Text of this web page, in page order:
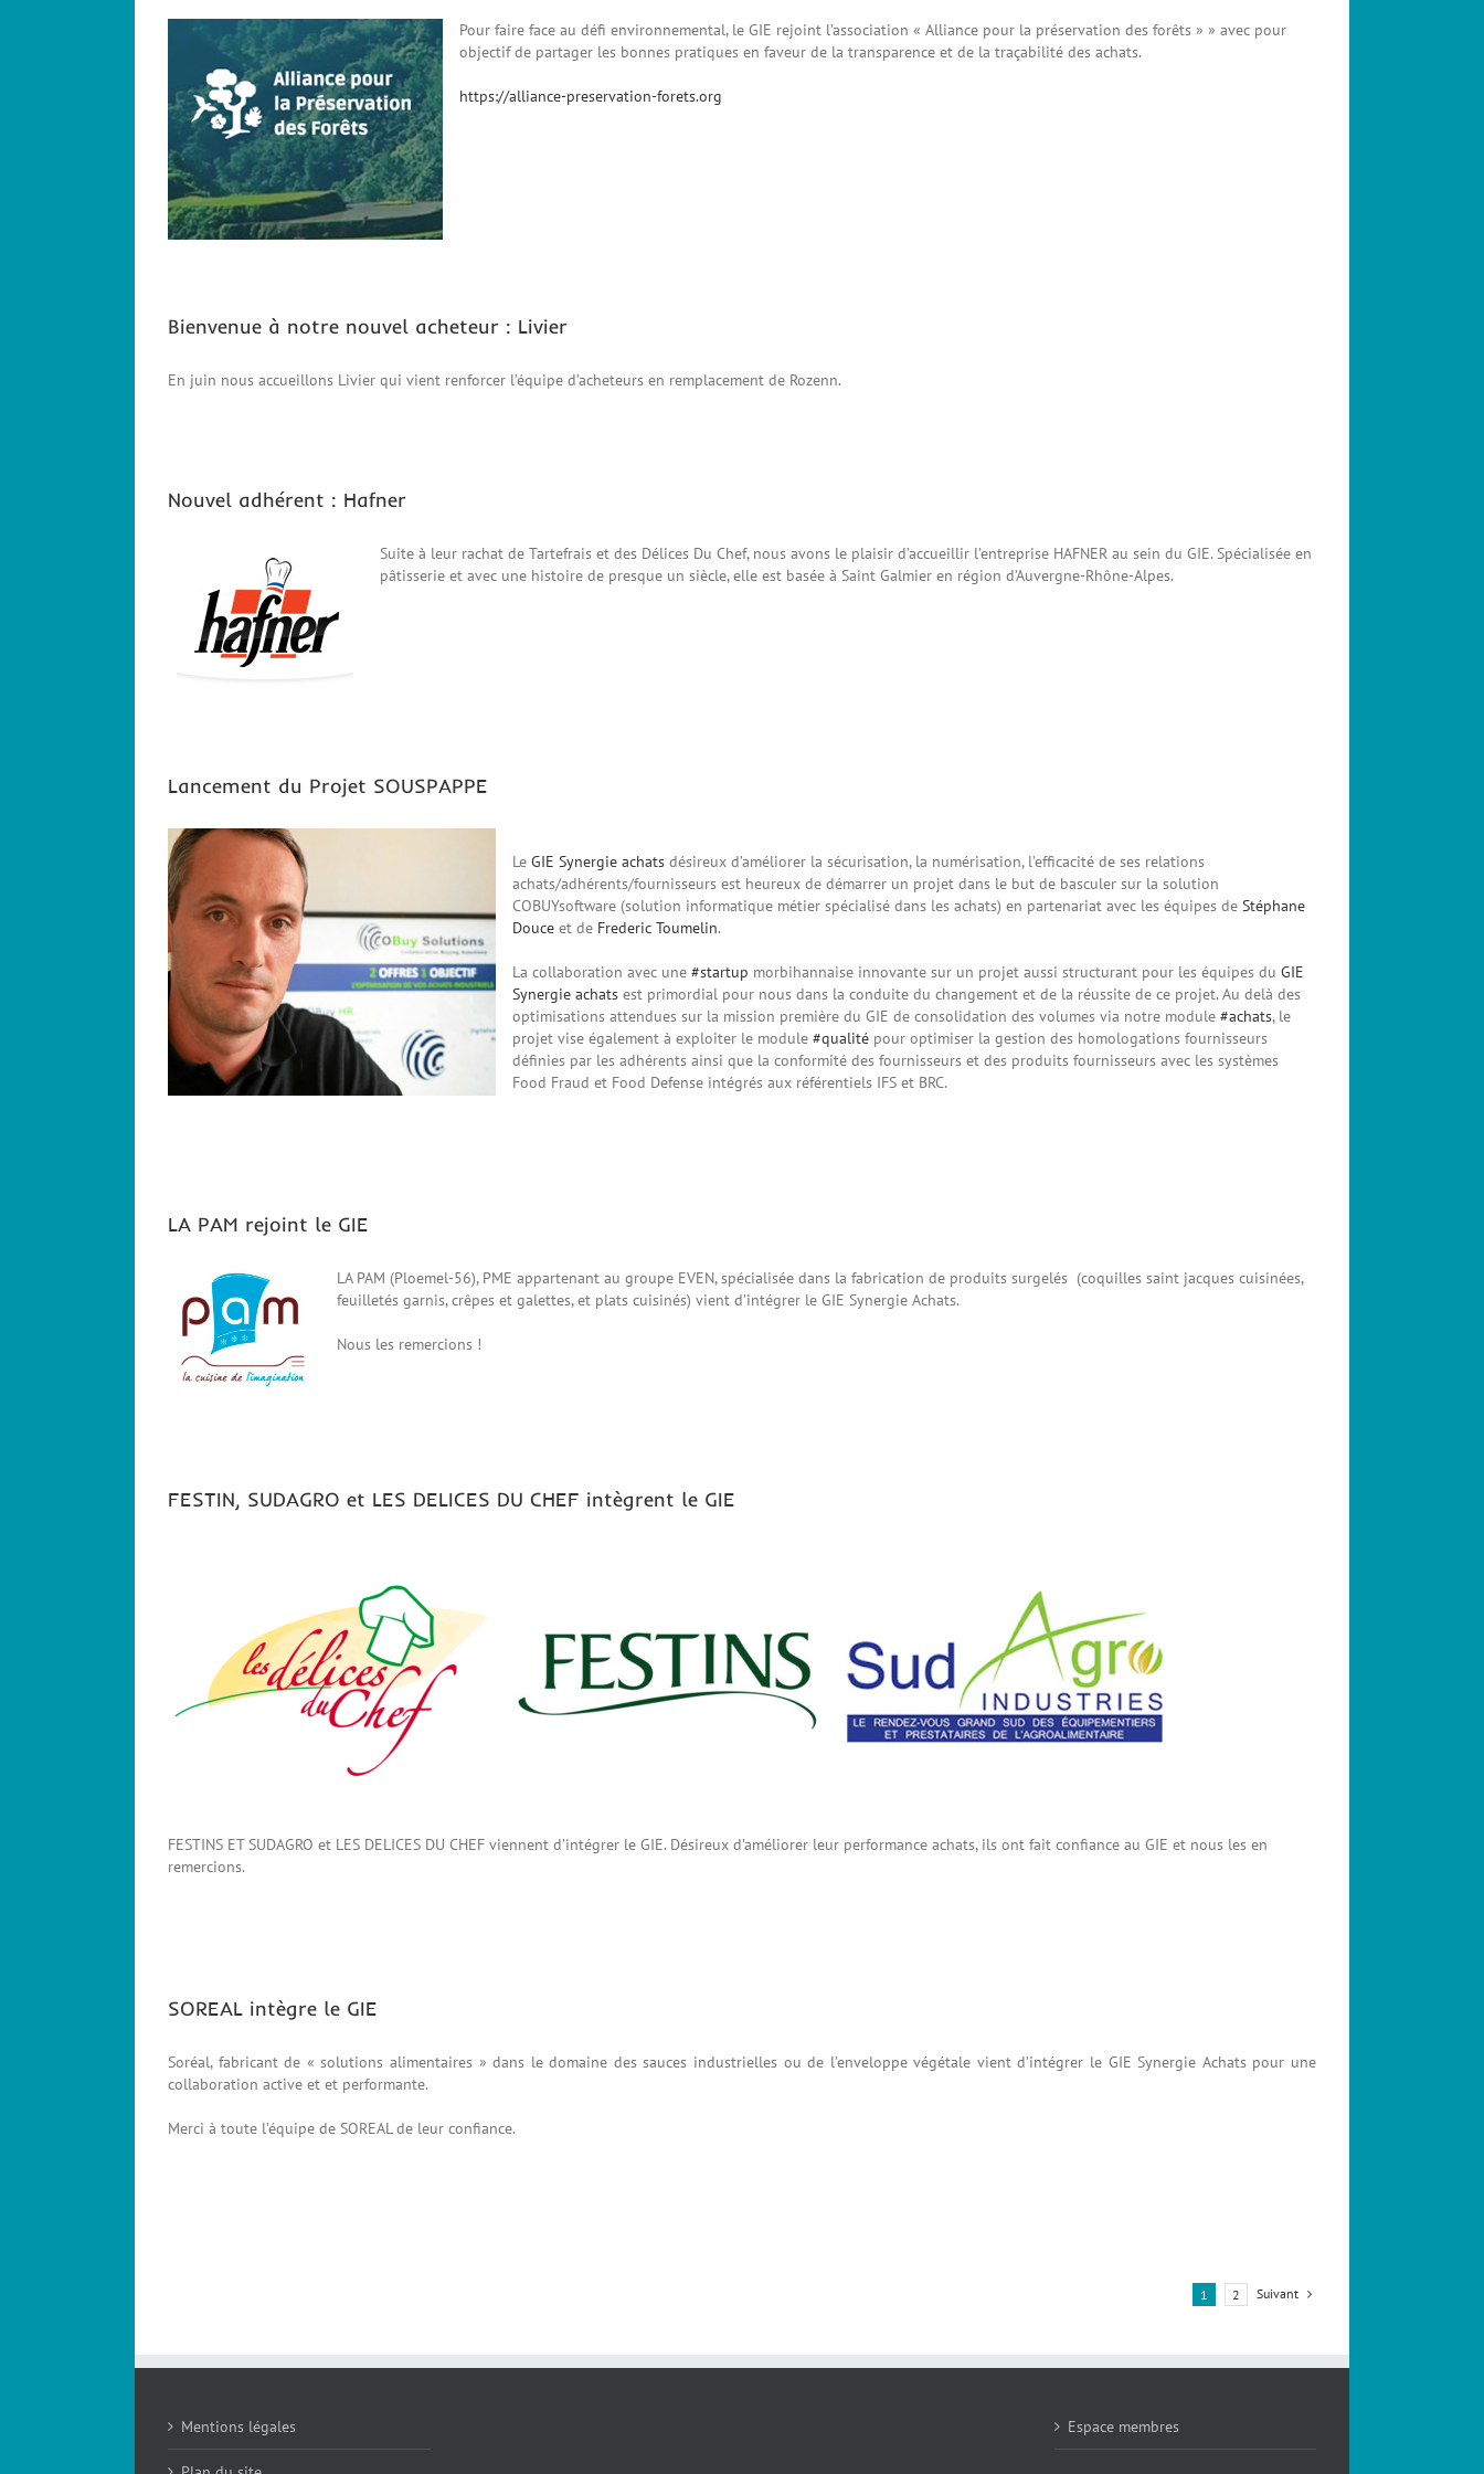
Pour faire face au défi environnemental, le GIE rejoint l’association « Alliance pour la préservation des forêts » » avec pour
objectif de partager les bonnes pratiques en faveur de la transparence et de la traçabilité des achats.
https://alliance-preservation-forets.org
Bienvenue à notre nouvel acheteur : Livier
En juin nous accueillons Livier qui vient renforcer l’équipe d’acheteurs en remplacement de Rozenn.
Nouvel adhérent : Hafner
Suite à leur rachat de Tartefrais et des Délices Du Chef, nous avons le plaisir d’accueillir l’entreprise HAFNER au sein du GIE. Spécialisée en
pâtisserie et avec une histoire de presque un siècle, elle est basée à Saint Galmier en région d’Auvergne-Rhône-Alpes.
Lancement du Projet SOUSPAPPE
Le GIE Synergie achatsdésireux d’améliorer la sécurisation, la numérisation, l’efficacité de ses relations
achats/adhérents/fournisseurs est heureux de démarrer un projet dans le but de basculer sur la solution
COBUYsoftware (solution informatique métier spécialisé dans les achats) en partenariat avec les équipes de Stéphane
Douceet de Frederic Toumelin.
La collaboration avec une #startup morbihannaise innovante sur un projet aussi structurant pour les équipes du GIE
Synergie achatsest primordial pour nous dans la conduite du changement et de la réussite de ce projet. Au delà des
optimisations attendues sur la mission première du GIE de consolidation des volumes via notre module #achats, le
projet vise également à exploiter le module #qualitépour optimiser la gestion des homologations fournisseurs
définies par les adhérents ainsi que la conformité des fournisseurs et des produits fournisseurs avec les systèmes
Food Fraud et Food Defense intégrés aux référentiels IFS et BRC.
LA PAM rejoint le GIE
LA PAM (Ploemel-56), PME appartenant au groupe EVEN, spécialisée dans la fabrication de produits surgelés (coquilles saint jacques cuisinées,
feuilletés garnis, crêpes et galettes, et plats cuisinés) vient d’intégrer le GIE Synergie Achats.
Nous les remercions !
FESTIN, SUDAGRO et LES DELICES DU CHEF intègrent le GIE
FESTINS ET SUDAGRO et LES DELICES DU CHEF viennent d’intégrer le GIE. Désireux d’améliorer leur performance achats, ils ont fait confiance au GIE et nous les en
remercions.
SOREAL intègre le GIE
Soréal, fabricant de « solutions alimentaires » dans le domaine des sauces industrielles ou de l’enveloppe végétale vient d’intégrer le GIE Synergie Achats pour une
collaboration active et et performante.
Merci à toute l’équipe de SOREAL de leur confiance.
1 2 Suivant
Mentions légales Espace membres